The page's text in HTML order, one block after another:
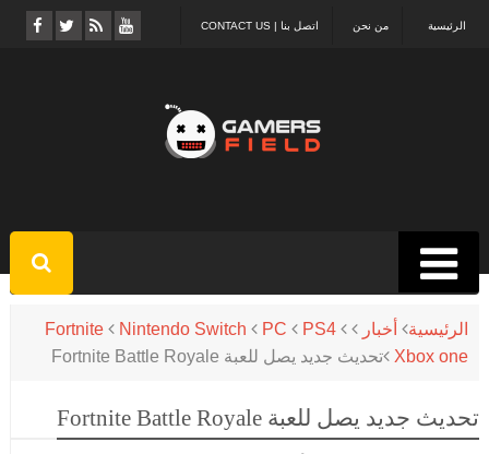
اتصل بنا | CONTACT US من نحن الرئيسية
الرئيسية أخبار Fortnite Nintendo Switch PC
PS4
Xbox one
تحديث جديد يصل للعبة Fortnite Battle Royale
تحديث جديد يصل للعبة Fortnite Battle Royale